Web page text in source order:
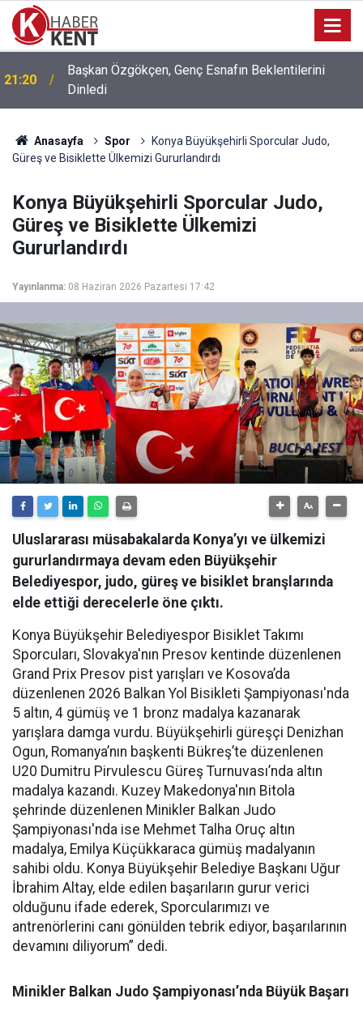
21:20
Başkan Özgökçen, Genç Esnafın Beklentilerini
Dinledi
Anasayfa Spor
Konya Büyükşehirli Sporcular Judo,
Güreş ve Bisiklette Ülkemizi Gururlandırdı
Konya Büyükşehirli Sporcular Judo,
Güreş ve Bisiklette Ülkemizi
Gururlandırdı
Yayınlanma: 08 Haziran 2026 Pazartesi 17:42
Uluslararası müsabakalarda Konya’yı ve ülkemizi
gururlandırmaya devam eden Büyükşehir
Belediyespor, judo, güreş ve bisiklet branşlarında
elde ettiği derecelerle öne çıktı.
Konya Büyükşehir Belediyespor Bisiklet Takımı
Sporcuları, Slovakya'nın Presov kentinde düzenlenen
Grand Prix Presov pist yarışları ve Kosova’da
düzenlenen 2026 Balkan Yol Bisikleti Şampiyonası'nda
5 altın, 4 gümüş ve 1 bronz madalya kazanarak
yarışlara damga vurdu. Büyükşehirli güreşçi Denizhan
Ogun, Romanya’nın başkenti Bükreş’te düzenlenen
U20 Dumitru Pirvulescu Güreş Turnuvası’nda altın
madalya kazandı. Kuzey Makedonya'nın Bitola
şehrinde düzenlenen Minikler Balkan Judo
Şampiyonası'nda ise Mehmet Talha Oruç altın
madalya, Emilya Küçükkaraca gümüş madalyanın
sahibi oldu. Konya Büyükşehir Belediye Başkanı Uğur
İbrahim Altay, elde edilen başarıların gurur verici
olduğunu ifade ederek, Sporcularımızı ve
antrenörlerini canı gönülden tebrik ediyor, başarılarının
devamını diliyorum” dedi.
Minikler Balkan Judo Şampiyonası’nda Büyük Başarı